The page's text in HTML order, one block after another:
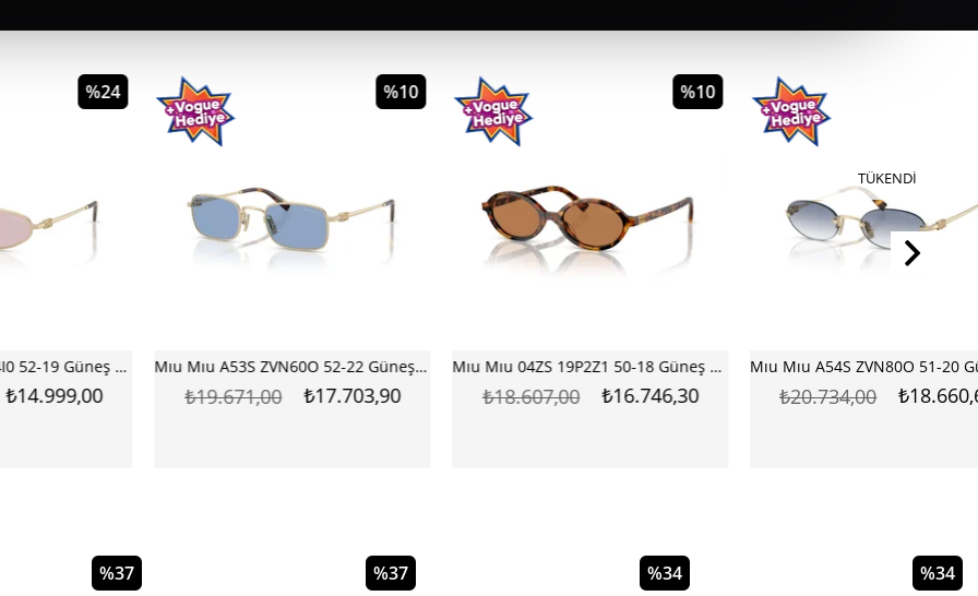
Mıu Mıu A52S ZVN4I0 52-19 Güneş Gözlüğü Mıu Mıu A53S ZVN60O 52-22 Güneş Gözlüğü
₺17.703,90
₺19.671,00
Mıu Mıu 04ZS 19P2Z1 50-18 Güneş Gözlüğü
₺16.746,30
₺18.607,00
TÜKENDI
Mıu Mıu A54S ZVN80O 51-20 Güneş Gözlüğü
₺18.660,60
₺20.734,00
%37 %34 %34 %34